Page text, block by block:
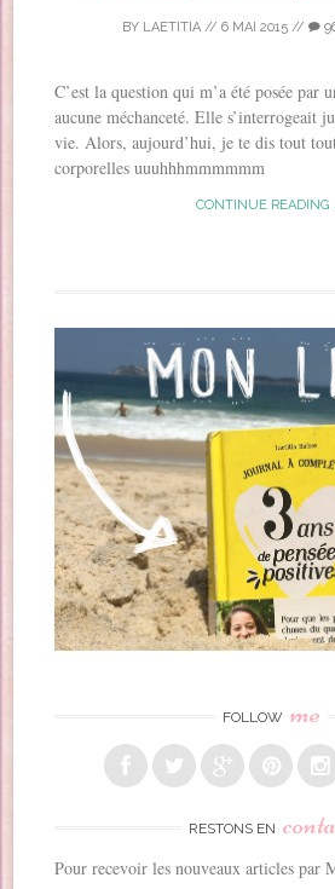
BY LAETITIA// 6 MAI 2015//
C’est la question qui m’a été posée par
aucune méchanceté. Elle s’interrogeait
vie. Alors, aujourd’hui, je te dis tout
corporelles uuuhhhmmmmmm
CONTINUE READING
FOLLOW me
RESTONS EN
Pour recevoir les nouveaux articles par